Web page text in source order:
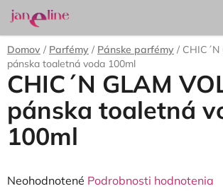
Prejsť
na
obsah
Domov / Parfémy / Pánske parfémy / CHIC´N
pánska toaletná voda 100ml
CHIC´N GLAM
pánska toaletná
100ml
Priemerné
Neohodnotené Podrobnosti hodnotenia